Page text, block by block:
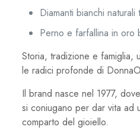
Diamanti bianchi naturali
Perno e farfallina in oro
Storia, tradizione e famiglia,
le radici profonde di
Il brand nasce nel 1977,
si coniugano per dar vita ad
comparto del gioiello.